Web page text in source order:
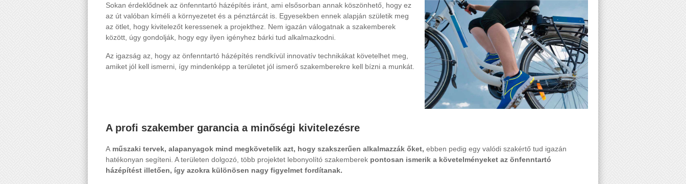
Sokan érdeklődnek az önfenntartó házépítés iránt, ami elsősorban annak köszönhető, hogy ez
az út valóban kíméli a környezetet és a pénztárcát is. Egyesekben ennek alapján születik meg
az ötlet, hogy kivitelezőt keressenek a projekthez. Nem igazán válogatnak a szakemberek
között, úgy gondolják, hogy egy ilyen igényhez bárki tud alkalmazkodni.
Az igazság az, hogy az önfenntartó házépítés rendkívül innovatív technikákat követelhet meg,
amiket jól kell ismerni, így mindenképp a területet jól ismerő szakemberekre kell bízni a munkát.
A profi szakember garancia a minőségi kivitelezésre
A műszaki tervek, alapanyagok mind megkövetelik azt, hogy szakszerűen alkalmazzák őket, ebben pedig egy valódi szakértő tud igazán
hatékonyan segíteni. A területen dolgozó, több projektet lebonyolító szakemberek pontosan ismerik a követelményeket az önfenntartó
házépítést illetően, így azokra különösen nagy figyelmet fordítanak.